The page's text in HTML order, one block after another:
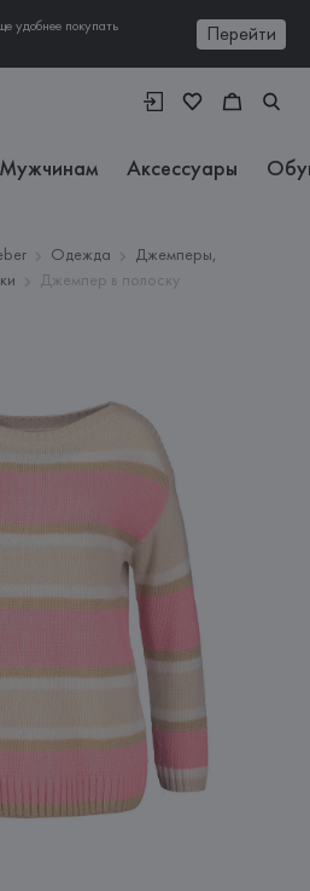
удобнее покупать
Перейти
Мужчинам Аксессуары
Одежда
Джемперы,
Джемпер в полоску